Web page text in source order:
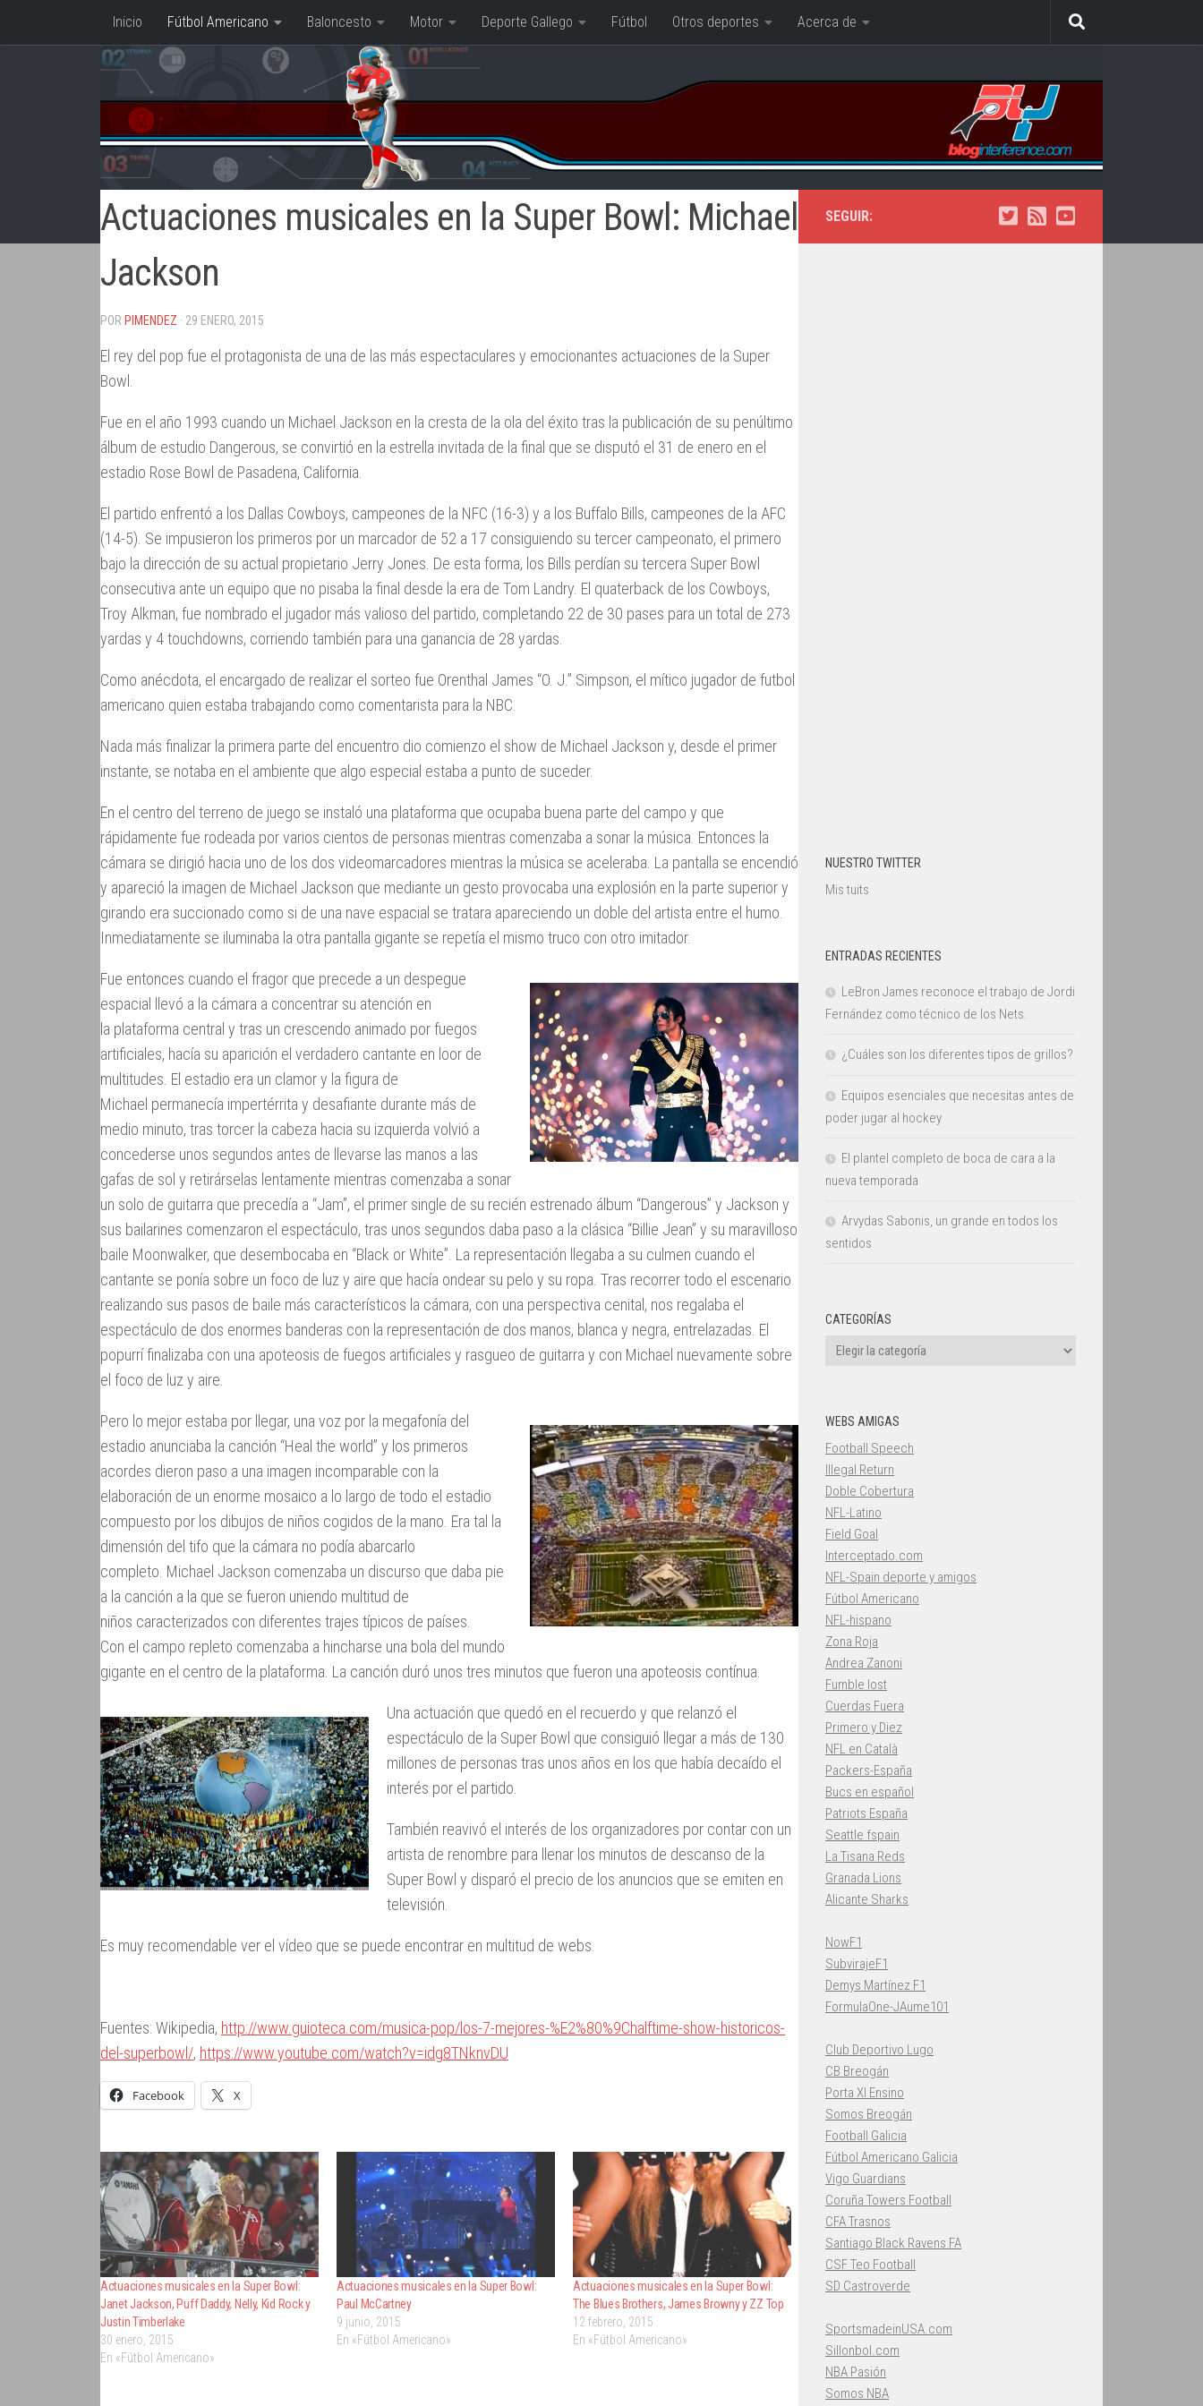
Saltar al contenido
Inicio Fútbol Americano Baloncesto Motor Deporte Gallego Fútbol Otros deportes Acerca de
Actuaciones musicales en la Super Bowl: Michael
Jackson
POR PIMENDEZ · 29 ENERO, 2015
El rey del pop fue el protagonista de una de las más espectaculares y emocionantes actuaciones de la Super
Bowl.
Fue en el año 1993 cuando un Michael Jackson en la cresta de la ola del éxito tras la publicación de su penúltimo
álbum de estudio Dangerous, se convirtió en la estrella invitada de la final que se disputó el 31 de enero en el
estadio Rose Bowl de Pasadena, California.
El partido enfrentó a los Dallas Cowboys, campeones de la NFC (16-3) y a los Buffalo Bills, campeones de la AFC
(14-5). Se impusieron los primeros por un marcador de 52 a 17 consiguiendo su tercer campeonato, el primero
bajo la dirección de su actual propietario Jerry Jones. De esta forma, los Bills perdían su tercera Super Bowl
consecutiva ante un equipo que no pisaba la final desde la era de Tom Landry. El quaterback de los Cowboys,
Troy Alkman, fue nombrado el jugador más valioso del partido, completando 22 de 30 pases para un total de 273
yardas y 4 touchdowns, corriendo también para una ganancia de 28 yardas.
Como anécdota, el encargado de realizar el sorteo fue Orenthal James “O. J.” Simpson, el mítico jugador de futbol
americano quien estaba trabajando como comentarista para la NBC.
Nada más finalizar la primera parte del encuentro dio comienzo el show de Michael Jackson y, desde el primer
instante, se notaba en el ambiente que algo especial estaba a punto de suceder.
En el centro del terreno de juego se instaló una plataforma que ocupaba buena parte del campo y que
rápidamente fue rodeada por varios cientos de personas mientras comenzaba a sonar la música. Entonces la
cámara se dirigió hacia uno de los dos videomarcadores mientras la música se aceleraba. La pantalla se encendió
y apareció la imagen de Michael Jackson que mediante un gesto provocaba una explosión en la parte superior y
girando era succionado como si de una nave espacial se tratara apareciendo un doble del artista entre el humo.
Inmediatamente se iluminaba la otra pantalla gigante se repetía el mismo truco con otro imitador.
Fue entonces cuando el fragor que precede a un despegue
espacial llevó a la cámara a concentrar su atención en
la plataforma central y tras un crescendo animado por fuegos
artificiales, hacía su aparición el verdadero cantante en loor de
multitudes. El estadio era un clamor y la figura de
Michael permanecía impertérrita y desafiante durante más de
medio minuto, tras torcer la cabeza hacia su izquierda volvió a
concederse unos segundos antes de llevarse las manos a las
gafas de sol y retirárselas lentamente mientras comenzaba a sonar
un solo de guitarra que precedía a “Jam”, el primer single de su recién estrenado álbum “Dangerous” y Jackson y
sus bailarines comenzaron el espectáculo, tras unos segundos daba paso a la clásica “Billie Jean” y su maravilloso
baile Moonwalker, que desembocaba en “Black or White”. La representación llegaba a su culmen cuando el
cantante se ponía sobre un foco de luz y aire que hacía ondear su pelo y su ropa. Tras recorrer todo el escenario
realizando sus pasos de baile más característicos la cámara, con una perspectiva cenital, nos regalaba el
espectáculo de dos enormes banderas con la representación de dos manos, blanca y negra, entrelazadas. El
popurrí finalizaba con una apoteosis de fuegos artificiales y rasgueo de guitarra y con Michael nuevamente sobre
el foco de luz y aire.
Pero lo mejor estaba por llegar, una voz por la megafonía del
estadio anunciaba la canción “Heal the world” y los primeros
acordes dieron paso a una imagen incomparable con la
elaboración de un enorme mosaico a lo largo de todo el estadio
compuesto por los dibujos de niños cogidos de la mano. Era tal la
dimensión del tifo que la cámara no podía abarcarlo
completo. Michael Jackson comenzaba un discurso que daba pie
a la canción a la que se fueron uniendo multitud de
niños caracterizados con diferentes trajes típicos de países.
Con el campo repleto comenzaba a hincharse una bola del mundo
gigante en el centro de la plataforma. La canción duró unos tres minutos que fueron una apoteosis contínua.
Una actuación que quedó en el recuerdo y que relanzó el
espectáculo de la Super Bowl que consiguió llegar a más de 130
millones de personas tras unos años en los que había decaído el
interés por el partido.
También reavivó el interés de los organizadores por contar con un
artista de renombre para llenar los minutos de descanso de la
Super Bowl y disparó el precio de los anuncios que se emiten en
televisión.
Es muy recomendable ver el vídeo que se puede encontrar en multitud de webs.
Fuentes: Wikipedia, http://www.guioteca.com/musica-pop/los-7-mejores-%E2%80%9Chalftime-show-historicos-
del-superbowl/, https://www.youtube.com/watch?v=idg8TNknvDU
Facebook X
Actuaciones musicales en la Super Bowl:
Janet Jackson, Puff Daddy, Nelly, Kid Rock y
Justin Timberlake
30 enero, 2015
En «Fútbol Americano»
Actuaciones musicales en la Super Bowl:
Paul McCartney
9 junio, 2015
En «Fútbol Americano»
Actuaciones musicales en la Super Bowl:
The Blues Brothers, James Browny y ZZ Top
12 febrero, 2015
En «Fútbol Americano»
SEGUIR:
NUESTRO TWITTER
Mis tuits
ENTRADAS RECIENTES
LeBron James reconoce el trabajo de Jordi
Fernández como técnico de los Nets.
¿Cuáles son los diferentes tipos de grillos?
Equipos esenciales que necesitas antes de
poder jugar al hockey
El plantel completo de boca de cara a la
nueva temporada
Arvydas Sabonis, un grande en todos los
sentidos
CATEGORÍAS
Categorías
WEBS AMIGAS
Football Speech
Illegal Return
Doble Cobertura
NFL-Latino
Field Goal
Interceptado.com
NFL-Spain deporte y amigos
Fútbol Americano
NFL-hispano
Zona Roja
Andrea Zanoni
Fumble lost
Cuerdas Fuera
Primero y Diez
NFL en Català
Packers-España
Bucs en español
Patriots España
Seattle fspain
La Tisana Reds
Granada Lions
Alicante Sharks
NowF1
SubvirajeF1
Demys Martínez F1
FormulaOne-JAume101
Club Deportivo Lugo
CB Breogán
Porta XI Ensino
Somos Breogán
Football Galicia
Fútbol Americano Galicia
Vigo Guardians
Coruña Towers Football
CFA Trasnos
Santiago Black Ravens FA
CSF Teo Football
SD Castroverde
SportsmadeinUSA.com
Sillonbol.com
NBA Pasión
Somos NBA